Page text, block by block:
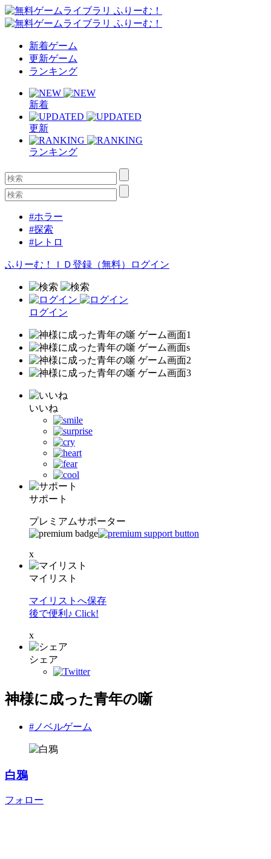
新着ゲーム
更新ゲーム
ランキング
新着
更新
ランキング
#ホラー
#探索
#レトロ
ふりーむ！ＩＤ登録（無料） ログイン
ログイン
いいね
サポート
プレミアムサポーター
x
マイリスト
マイリストへ保存
後で便利♪ Click!
x
シェア
神様に成った青年の噺
#ノベルゲーム
白鴉
フォロー